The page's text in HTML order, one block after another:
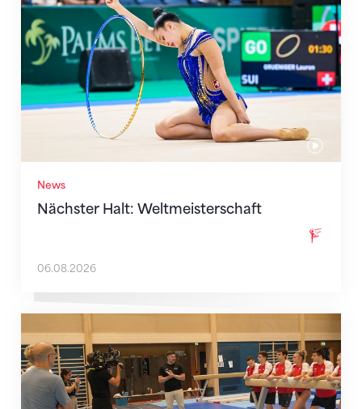
News
Nächster Halt: Weltmeisterschaft
06.08.2026
Mit klaren Zielen nach Zagreb